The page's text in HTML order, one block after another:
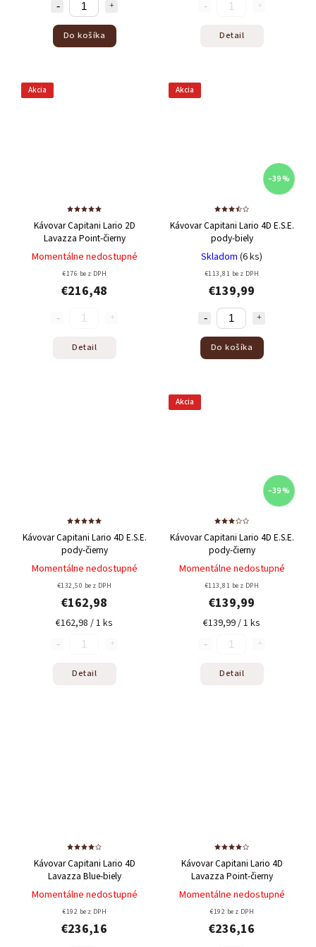
Do košíka Detail
Akcia
Kávovar Capitani Lario 2D
Lavazza Point-čierny
Momentálne nedostupné
€176 bez DPH
€216,48
Detail
Akcia
–39 %
Kávovar Capitani Lario 4D E.S.E.
pody-biely
Skladom (6 ks)
€113,81 bez DPH
€139,99
Do košíka
Kávovar Capitani Lario 4D E.S.E.
pody-čierny
Momentálne nedostupné
€132,50 bez DPH
€162,98
€162,98 / 1 ks
Detail
Akcia
–39 %
Kávovar Capitani Lario 4D E.S.E.
pody-čierny
Momentálne nedostupné
€113,81 bez DPH
€139,99
€139,99 / 1 ks
Detail
Kávovar Capitani Lario 4D
Lavazza Blue-biely
Momentálne nedostupné
€192 bez DPH
€236,16
Kávovar Capitani Lario 4D
Lavazza Point-čierny
Momentálne nedostupné
€192 bez DPH
€236,16